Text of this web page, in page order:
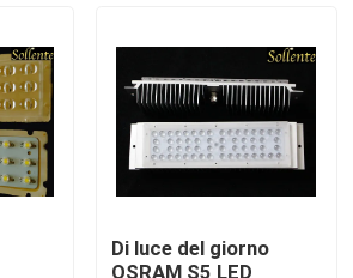
Di luce del giorno
OSRAM S5 LED